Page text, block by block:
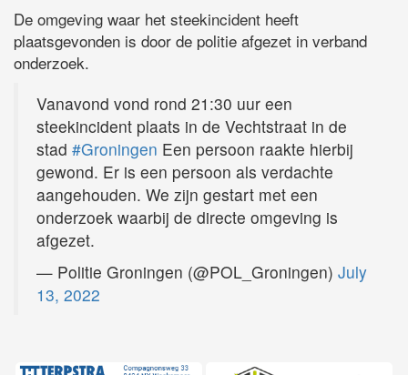
De omgeving waar het steekincident heeft
plaatsgevonden is door de politie afgezet in verband
onderzoek.
Vanavond vond rond 21:30 uur een
steekincident plaats in de Vechtstraat in de
stad #Groningen Een persoon raakte hierbij
gewond. Er is een persoon als verdachte
aangehouden. We zijn gestart met een
onderzoek waarbij de directe omgeving is
afgezet.
— Politie Groningen (@POL_Groningen) July
13, 2022